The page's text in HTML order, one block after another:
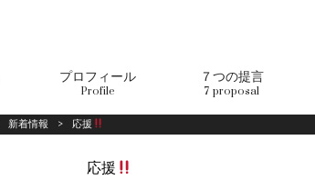
プロフィール
Profile
７つの提言
7 proposal
新着情報 > 応援
応援